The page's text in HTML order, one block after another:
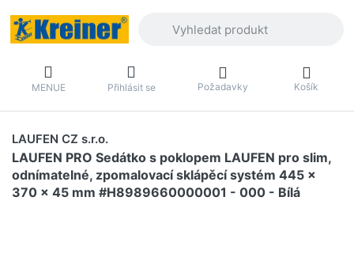
MENUE Přihlásit se Požadavky Košík
LAUFEN CZ s.r.o.
LAUFEN PRO Sedátko s poklopem LAUFEN pro slim,
odnímatelné, zpomalovací sklápěcí systém 445 x
370 x 45 mm #H8989660000001 - 000 - Bílá